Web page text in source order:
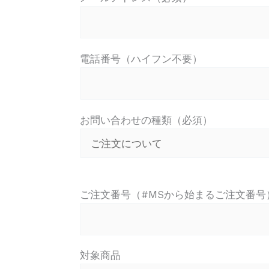
電話番号（ハイフン不要）
お問い合わせの種類（必須）
ご注文番号（#MSから始まるご注文番号
対象商品